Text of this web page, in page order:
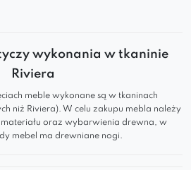
doskonale pasując do
– Zapewniają
i nowoczesny wygląd.
jest wytrzymałe i odporne
– Minimalistyczny design
wykonania w tkaninie
Riviera
meble wykonane są w tkaninach
niż Riviera). W celu zakupu mebla należy
oraz wybarwienia drewna, w
mebel ma drewniane nogi.